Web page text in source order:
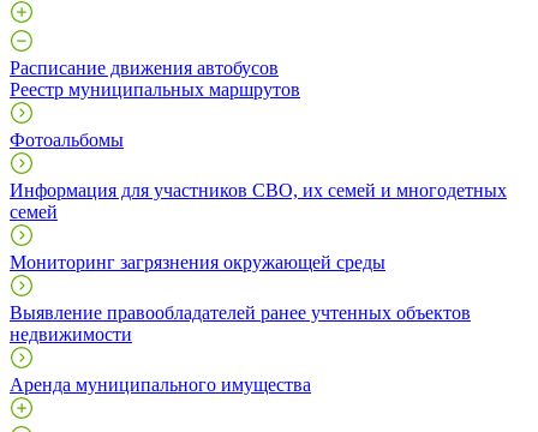
Расписание движения автобусов
Реестр муниципальных маршрутов
Фотоальбомы
Информация для участников СВО, их семей и многодетных
семей
Мониторинг загрязнения окружающей среды
Выявление правообладателей ранее учтенных объектов
недвижимости
Аренда муниципального имущества